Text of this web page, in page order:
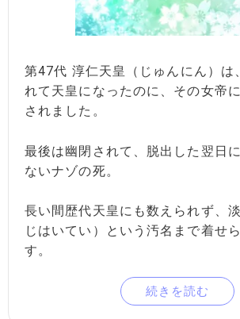
第47代 淳仁天皇（じゅんにん）は
れて天皇になったのに、その女帝
されました。
最後は幽閉されて、脱出した翌日
ないナゾの死。
長い間歴代天皇にも数えられず、
じはいてい）という汚名まで着せ
す。
続きを読む